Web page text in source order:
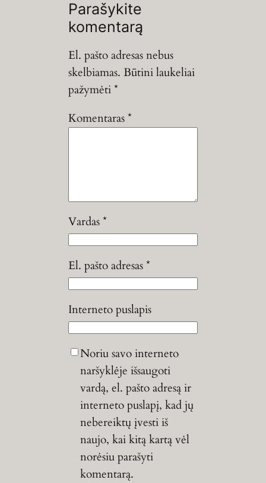
Parašykite
komentarą
El. pašto adresas nebus
skelbiamas. Būtini laukeliai
pažymėti*
Komentaras*
Vardas*
El. pašto adresas*
Interneto puslapis
Noriu savo interneto
naršyklėje išsaugoti
vardą, el. pašto adresą ir
interneto puslapį, kad jų
nebereiktų įvesti iš
naujo, kai kitą kartą vėl
norėsiu parašyti
komentarą.